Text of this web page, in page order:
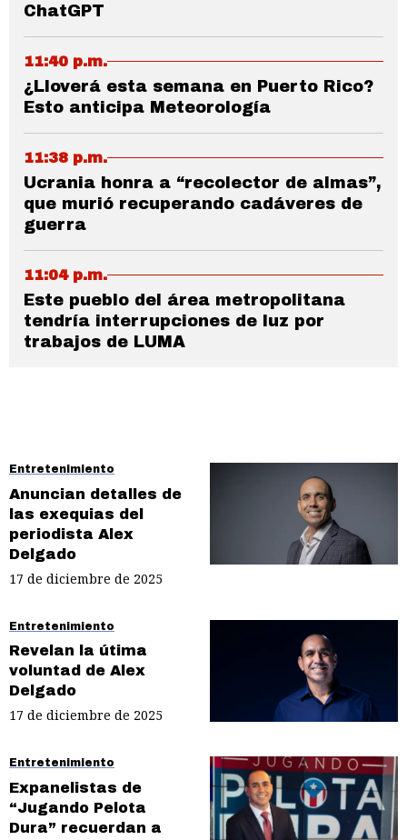
ChatGPT
11:40 p.m.
¿Lloverá esta semana en Puerto Rico?
Esto anticipa Meteorología
11:38 p.m.
Ucrania honra a “recolector de almas”,
que murió recuperando cadáveres de
guerra
11:04 p.m.
Este pueblo del área metropolitana
tendría interrupciones de luz por
trabajos de LUMA
Entretenimiento
Anuncian detalles de
las exequias del
periodista Alex
Delgado
17 de diciembre de 2025
Entretenimiento
Revelan la útima
voluntad de Alex
Delgado
17 de diciembre de 2025
Entretenimiento
Expanelistas de
“Jugando Pelota
Dura” recuerdan a